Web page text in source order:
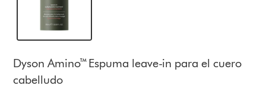
Dyson Amino™ Espuma leave-in para el cuero
cabelludo